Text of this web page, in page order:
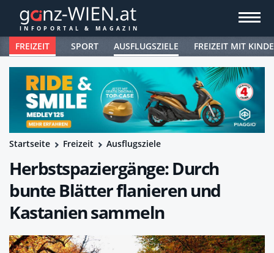
FREIZEIT SPORT AUSFLUGSZIELE FREIZEIT MIT
Startseite Freizeit Ausflugsziele
Herbstspaziergänge: Durch
bunte Blätter flanieren und
Kastanien sammeln